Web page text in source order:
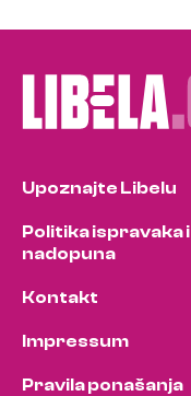
Upoznajte Libelu
Politika ispravaka i
nadopuna
Kontakt
Impressum
Pravila ponašanja